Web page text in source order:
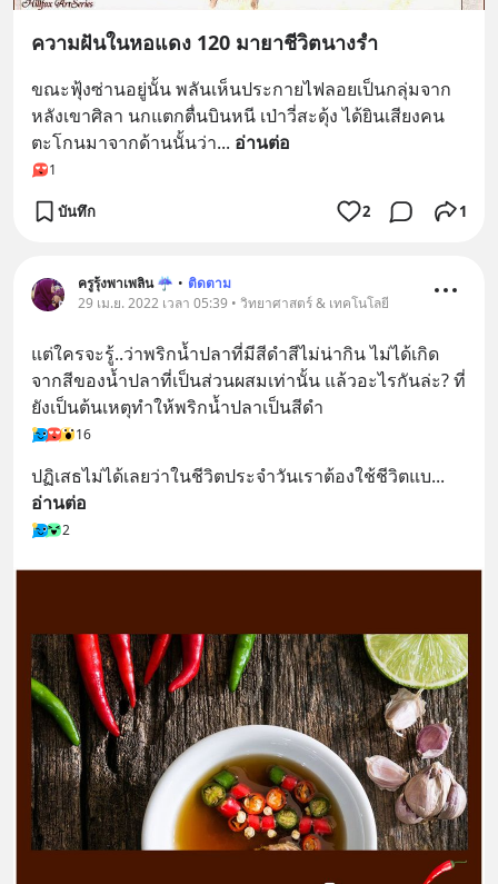
ความฝันในหอแดง 120 มายาชีวิตนางรำ
ขณะฟุ้งซ่านอยู่นั้น พลันเห็นประกายไฟลอยเป็นกลุ่มจาก
หลังเขาศิลา นกแตกตื่นบินหนี เป่าวี่สะดุ้ง ได้ยินเสียงคน
ตะโกนมาจากด้านนั้นว่า... อ่านต่อ
1
บันทึก 2 1
ครูรุ้งพาเพลิน ☔︎︎ • ติดตาม
29 เม.ย. 2022 เวลา 05:39 • วิทยาศาสตร์ & เทคโนโลยี
แต่ใครจะรู้..ว่าพริกน้ำปลาที่มีสีดำสีไม่น่ากิน ไม่ได้เกิด
จากสีของน้ำปลาที่เป็นส่วนผสมเท่านั้น แล้วอะไรกันล่ะ? ที่
ยังเป็นต้นเหตุทำให้พริกน้ำปลาเป็นสีดำ
16
ปฏิเสธไม่ได้เลยว่าในชีวิตประจำวันเราต้องใช้ชีวิตแบ
อ่านต่อ
2